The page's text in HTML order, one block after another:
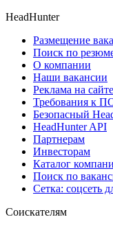
HeadHunter
Размещение
Поиск по
О компании
Наши вакансии
Реклама на сайте
Требования к
Безопасный
HeadHunter API
Партнерам
Инвесторам
Каталог
Поиск по
Сетка: соцсеть
Соискателям